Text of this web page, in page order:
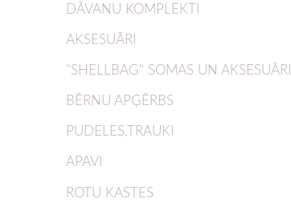
DĀVANU KOMPLEKTI
AKSESUĀRI
"SHELLBAG" SOMAS UN AKSESUĀRI
BĒRNU APĢĒRBS
PUDELES,TRAUKI
APAVI
ROTU KASTES